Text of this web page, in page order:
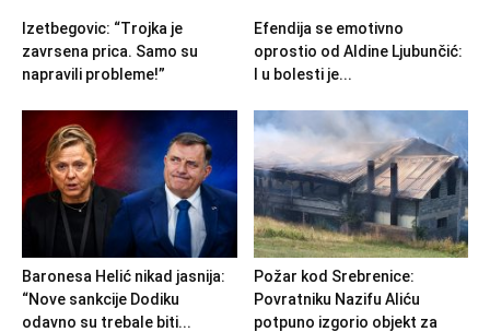
Izetbegovic: “Trojka je
zavrsena prica. Samo su
napravili probleme!”
Efendija se emotivno
oprostio od Aldine Ljubunčić:
I u bolesti je...
Baronesa Helić nikad jasnija:
“Nove sankcije Dodiku
odavno su trebale biti...
Požar kod Srebrenice:
Povratniku Nazifu Aliću
potpuno izgorio objekt za